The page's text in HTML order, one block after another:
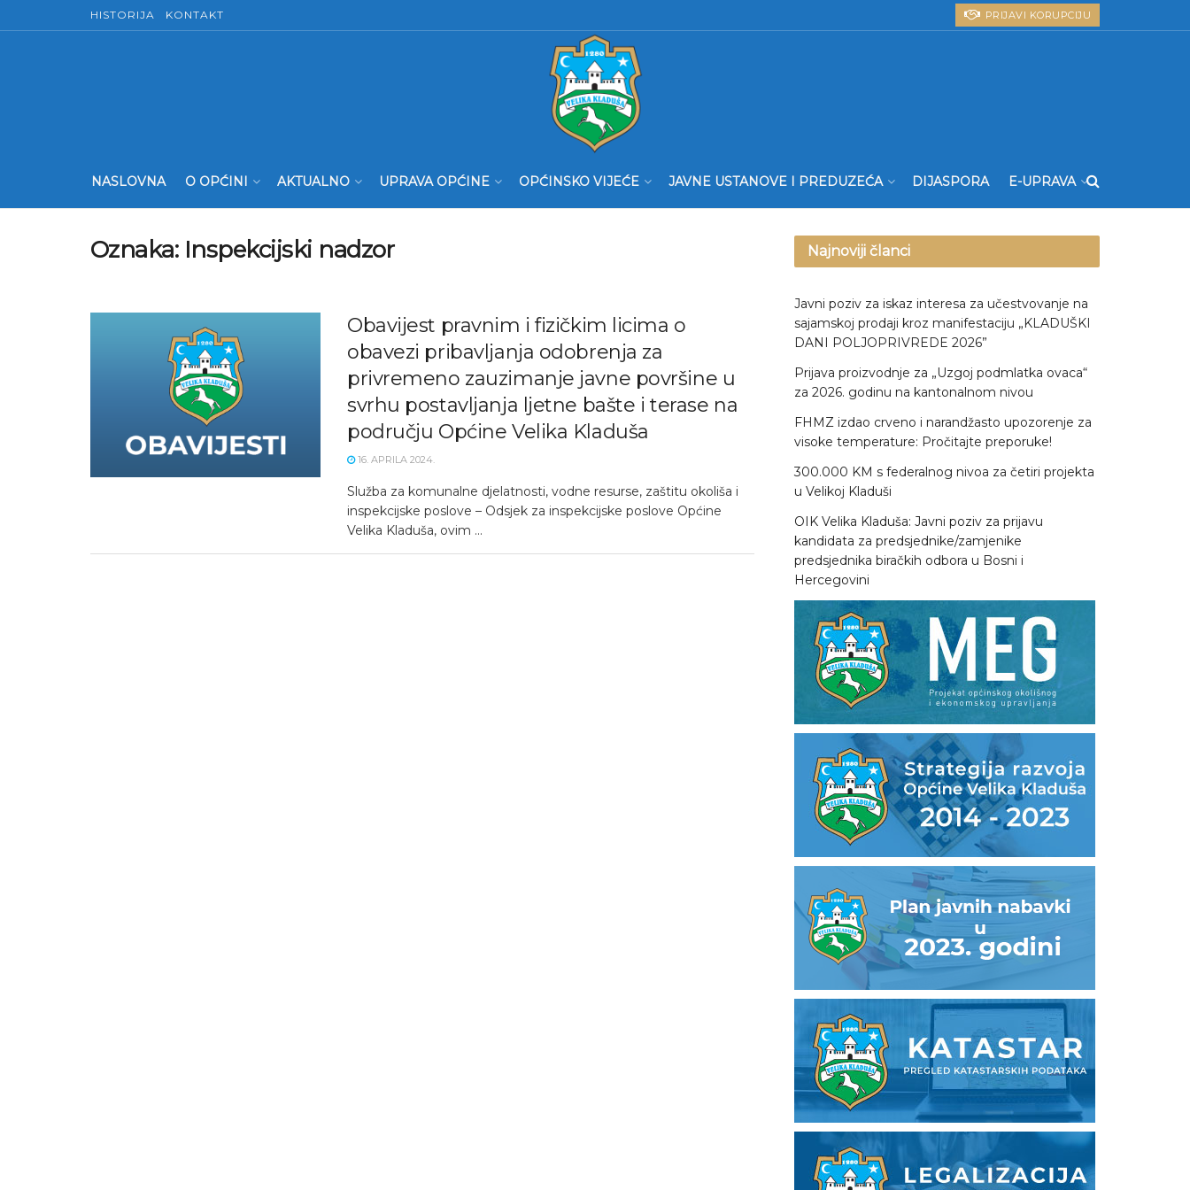
HISTORIJA KONTAKT PRIJAVI KORUPCIJU
NASLOVNA O OPĆINI AKTUALNO UPRAVA OPĆINE OPĆINSKO VIJEĆE JAVNE USTANOVE I PREDUZEĆA DIJASPORA E-UPRAVA
Oznaka: Inspekcijski nadzor
Obavijest pravnim i fizičkim licima o
obavezi pribavljanja odobrenja za
privremeno zauzimanje javne površine u
svrhu postavljanja ljetne bašte i terase na
području Općine Velika Kladuša
16. APRILA 2024.
Služba za komunalne djelatnosti, vodne resurse, zaštitu okoliša i
inspekcijske poslove – Odsjek za inspekcijske poslove Općine
Velika Kladuša, ovim ...
Najnoviji članci
Javni poziv za iskaz interesa za učestvovanje na
sajamskoj prodaji kroz manifestaciju „KLADUŠKI
DANI POLJOPRIVREDE 2026”
Prijava proizvodnje za „Uzgoj podmlatka ovaca“
za 2026. godinu na kantonalnom nivou
FHMZ izdao crveno i narandžasto upozorenje za
visoke temperature: Pročitajte preporuke!
300.000 KM s federalnog nivoa za četiri projekta
u Velikoj Kladuši
OIK Velika Kladuša: Javni poziv za prijavu
kandidata za predsjednike/zamjenike
predsjednika biračkih odbora u Bosni i
Hercegovini